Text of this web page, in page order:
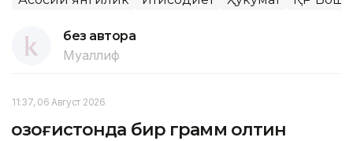
без автора
Муаллиф
11:37, 06 Август 2026
Қозоғистонда бир грамм олтин